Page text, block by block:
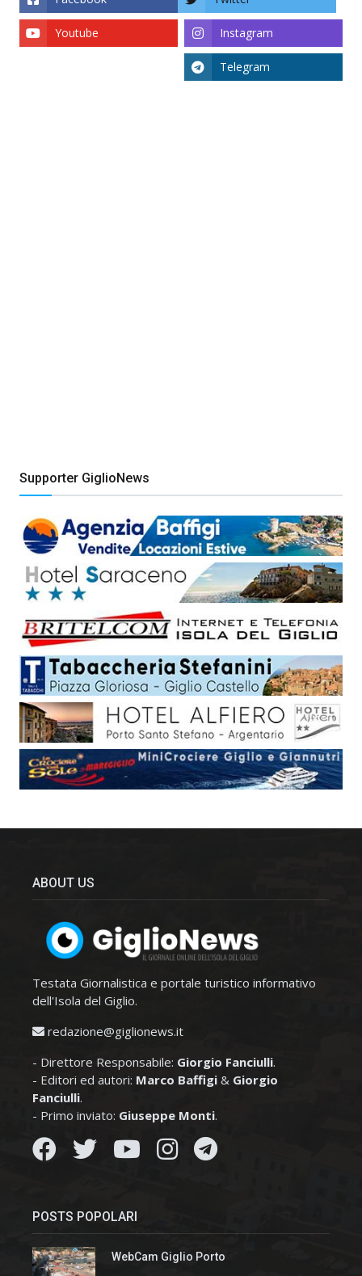
Instagram
Youtube
Telegram
Supporter GiglioNews
ABOUT US
Testata Giornalistica e portale turistico informativo
dell'Isola del Giglio.
redazione@giglionews.it
- Direttore Responsabile: Giorgio Fanciulli.
- Editori ed autori: Marco Baffigi & Giorgio
Fanciulli.
- Primo inviato: Giuseppe Monti.
POSTS POPOLARI
WebCam Giglio Porto